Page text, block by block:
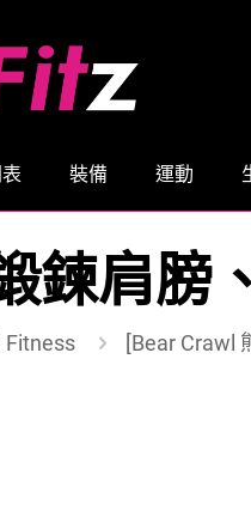
裝備 運動
鍊肩膀
Fitness [Bear Crawl